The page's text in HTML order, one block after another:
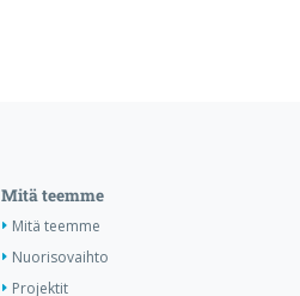
Mitä teemme
Mitä teemme
Nuorisovaihto
Projektit